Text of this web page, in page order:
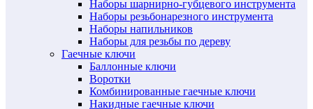
Наборы шарнирно-губцевого инструмента
Наборы резьбонарезного инструмента
Наборы напильников
Наборы для резьбы по дереву
Гаечные ключи
Баллонные ключи
Воротки
Комбинированные гаечные ключи
Накидные гаечные ключи